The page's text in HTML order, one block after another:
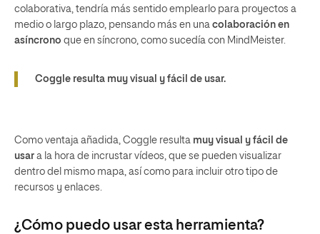
colaborativa, tendría más sentido emplearlo para proyectos a
medio o largo plazo, pensando más en una colaboración en
asíncrono que en síncrono, como sucedía con MindMeister.
Coggle resulta muy visual y fácil de usar.
Como ventaja añadida, Coggle resulta muy visual y fácil de
usar a la hora de incrustar vídeos, que se pueden visualizar
dentro del mismo mapa, así como para incluir otro tipo de
recursos y enlaces.
¿Cómo puedo usar esta herramienta?